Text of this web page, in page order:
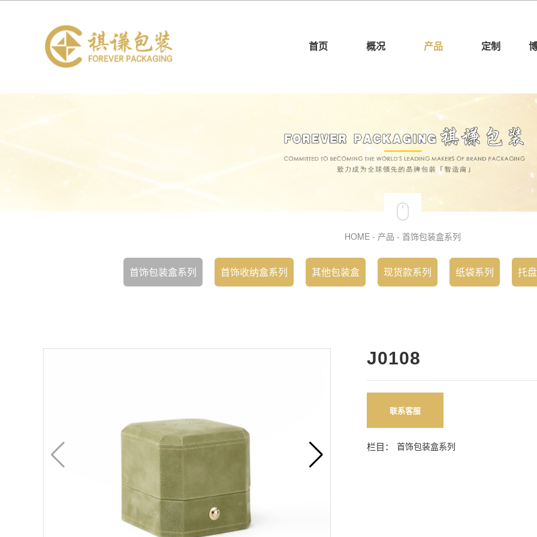
首页 概况 产品 定制
HOME - 产品 - 首饰包装盒系列
首饰包装盒系列 首饰收纳盒系列 其他包装盒 现货款系列 纸袋系列 托
J0108
联系客服
栏目： 首饰包装盒系列